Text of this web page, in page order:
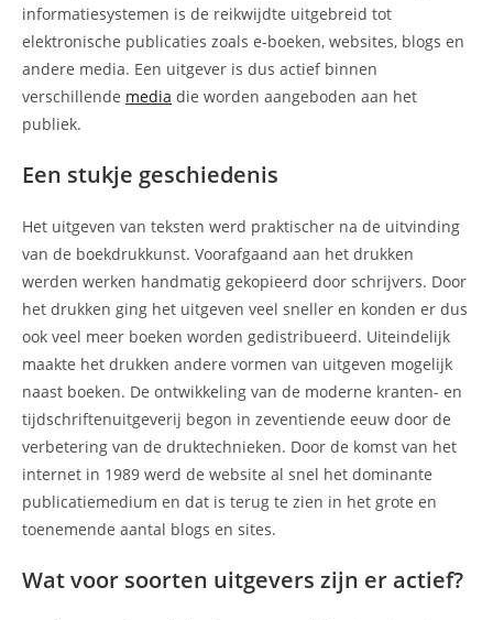
informatiesystemen is de reikwijdte uitgebreid tot
elektronische publicaties zoals e-boeken, websites, blogs en
andere media. Een uitgever is dus actief binnen
verschillende media die worden aangeboden aan het
publiek.
Een stukje geschiedenis
Het uitgeven van teksten werd praktischer na de uitvinding
van de boekdrukkunst. Voorafgaand aan het drukken
werden werken handmatig gekopieerd door schrijvers. Door
het drukken ging het uitgeven veel sneller en konden er dus
ook veel meer boeken worden gedistribueerd. Uiteindelijk
maakte het drukken andere vormen van uitgeven mogelijk
naast boeken. De ontwikkeling van de moderne kranten- en
tijdschriftenuitgeverij begon in zeventiende eeuw door de
verbetering van de druktechnieken. Door de komst van het
internet in 1989 werd de website al snel het dominante
publicatiemedium en dat is terug te zien in het grote en
toenemende aantal blogs en sites.
Wat voor soorten uitgevers zijn er actief?